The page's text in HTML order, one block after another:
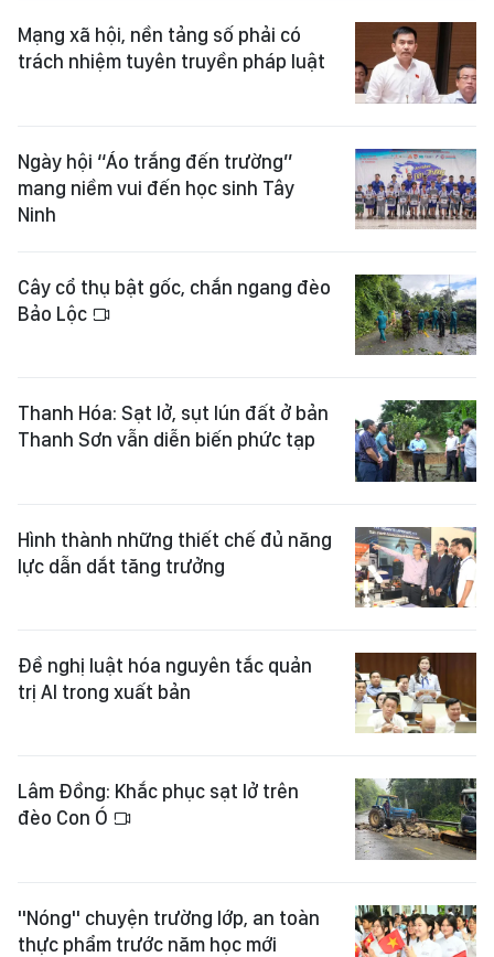
Mạng xã hội, nền tảng số phải có
trách nhiệm tuyên truyền pháp luật
Ngày hội “Áo trắng đến trường”
mang niềm vui đến học sinh Tây
Ninh
Cây cổ thụ bật gốc, chắn ngang đèo
Bảo Lộc
Thanh Hóa: Sạt lở, sụt lún đất ở bản
Thanh Sơn vẫn diễn biến phức tạp
Hình thành những thiết chế đủ năng
lực dẫn dắt tăng trưởng
Đề nghị luật hóa nguyên tắc quản
trị AI trong xuất bản
Lâm Đồng: Khắc phục sạt lở trên
đèo Con Ó
"Nóng" chuyện trường lớp, an toàn
thực phẩm trước năm học mới